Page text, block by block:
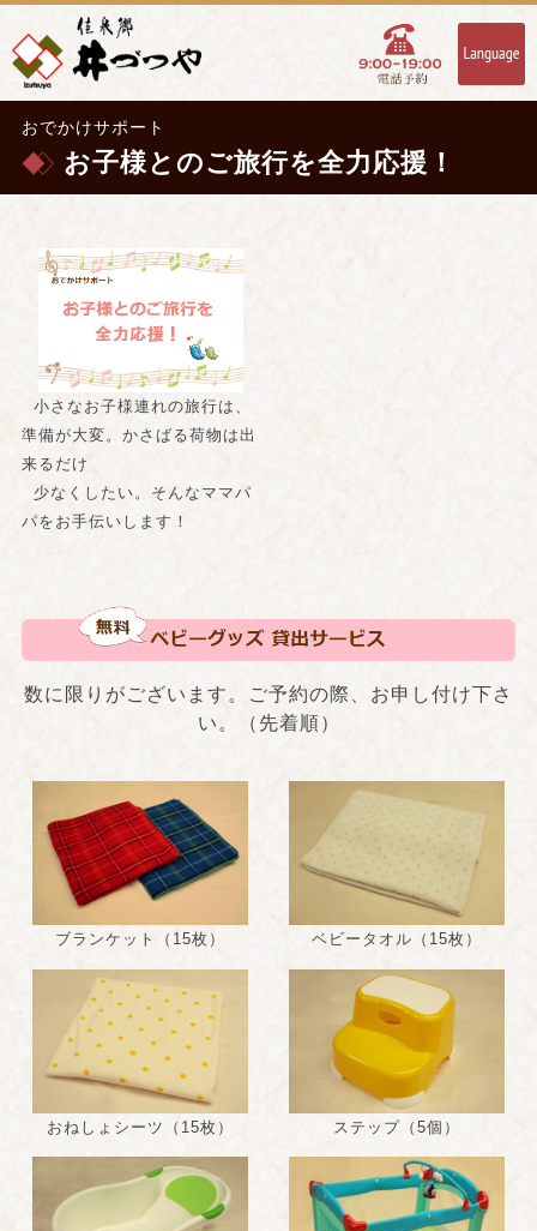
おでかけサポート
お子様とのご旅行を全力応援！
小さなお子様連れの旅行は、
準備が大変。かさばる荷物は出
来るだけ
少なくしたい。そんなママパ
パをお手伝いします！
数に限りがございます。ご予約の際、お申し付け下さ
い。（先着順）
ブランケット（15枚） ベビータオル（15枚）
おねしょシーツ（15枚） ステップ（5個）